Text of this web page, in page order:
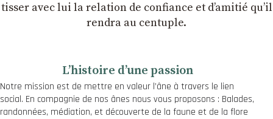
tisser avec lui la relation de confiance et dʼamitié quʼil
rendra au centuple.
Lʼhistoire dʼune passion
Notre mission est de mettre en valeur l’âne à travers le lien
social. En compagnie de nos ânes nous vous proposons : Balades,
randonnées, médiation, et découverte de la faune et de la flore